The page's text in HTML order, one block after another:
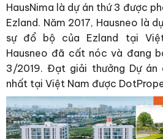
HausNima là dự án thứ 3 được
Ezland. Năm 2017, Hausneo là
sự đổ bộ của Ezland tại
Hausneo đã cất nóc và đang
3/2019. Đạt giải thưởng Dự
nhất tại Việt Nam được